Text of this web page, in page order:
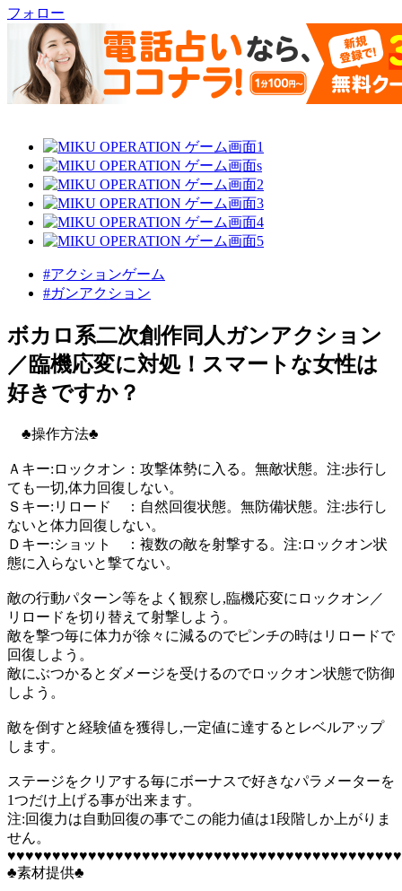
フォロー
#アクションゲーム
#ガンアクション
ボカロ系二次創作同人ガンアクション
／臨機応変に対処！スマートな女性は
好きですか？
♣操作方法♣
Ａキー:ロックオン：攻撃体勢に入る。無敵状態。注:歩行し
ても一切,体力回復しない。
Ｓキー:リロード ：自然回復状態。無防備状態。注:歩行し
ないと体力回復しない。
Ｄキー:ショット ：複数の敵を射撃する。注:ロックオン状
態に入らないと撃てない。
敵の行動パターン等をよく観察し,臨機応変にロックオン／
リロードを切り替えて射撃しよう。
敵を撃つ毎に体力が徐々に減るのでピンチの時はリロードで
回復しよう。
敵にぶつかるとダメージを受けるのでロックオン状態で防御
しよう。
敵を倒すと経験値を獲得し,一定値に達するとレベルアップ
します。
ステージをクリアする毎にボーナスで好きなパラメーターを
1つだけ上げる事が出来ます。
注:回復力は自動回復の事でこの能力値は1段階しか上がりま
せん。
♣素材提供♣